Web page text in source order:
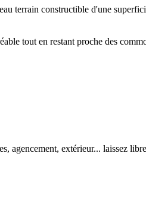
terrain constructible d'une
tout en restant proche des
agencement, extérieur... laissez